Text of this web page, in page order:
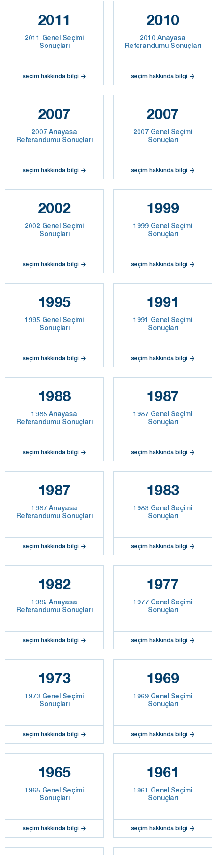
2011
2011 Genel Seçimi
Sonuçları
seçim hakkında bilgi
2010
2010 Anayasa
Referandumu Sonuçları
seçim hakkında bilgi
2007
2007 Anayasa
Referandumu Sonuçları
seçim hakkında bilgi
2007
2007 Genel Seçimi
Sonuçları
seçim hakkında bilgi
2002
2002 Genel Seçimi
Sonuçları
seçim hakkında bilgi
1999
1999 Genel Seçimi
Sonuçları
seçim hakkında bilgi
1995
1995 Genel Seçimi
Sonuçları
seçim hakkında bilgi
1991
1991 Genel Seçimi
Sonuçları
seçim hakkında bilgi
1988
1988 Anayasa
Referandumu Sonuçları
seçim hakkında bilgi
1987
1987 Genel Seçimi
Sonuçları
seçim hakkında bilgi
1987
1987 Anayasa
Referandumu Sonuçları
seçim hakkında bilgi
1983
1983 Genel Seçimi
Sonuçları
seçim hakkında bilgi
1982
1982 Anayasa
Referandumu Sonuçları
seçim hakkında bilgi
1977
1977 Genel Seçimi
Sonuçları
seçim hakkında bilgi
1973
1973 Genel Seçimi
Sonuçları
seçim hakkında bilgi
1969
1969 Genel Seçimi
Sonuçları
seçim hakkında bilgi
1965
1965 Genel Seçimi
Sonuçları
seçim hakkında bilgi
1961
1961 Genel Seçimi
Sonuçları
seçim hakkında bilgi